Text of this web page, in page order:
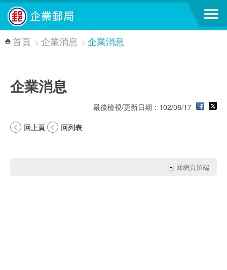
跳到主要內容區塊
首頁 > 企業消息 > 企業消息
企業消息
最後檢視/更新日期：102/08/17
回上頁
回列表
回網頁頂端